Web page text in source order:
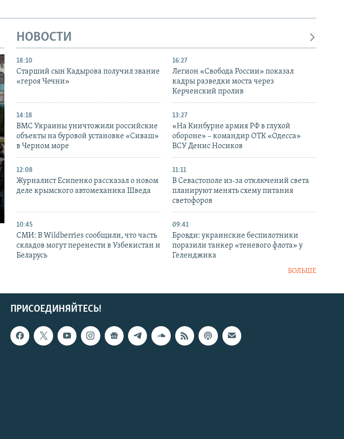
НОВОСТИ
18:10
Старший сын Кадырова получил звание
«героя Чечни»
16:27
Легион «Свобода России» показал
кадры разведки моста через
Керченский пролив
14:18
ВМС Украины уничтожили российские
объекты на буровой установке «Сиваш»
в Черном море
13:27
«На Кинбурне армия РФ в глухой
обороне» – командир ОТК «Одесса»
ВСУ Денис Носиков
12:08
Журналист Есипенко рассказал о новом
деле крымского автомеханика Шведа
11:11
В Севастополе из-за отключений света
планируют менять схему питания
светофоров
10:45
СМИ: В Wildberries сообщили, что часть
складов могут перенести в Узбекистан и
Беларусь
09:41
Бровди: украинские беспилотники
поразили танкер «теневого флота» у
Геленджика
БОЛЬШЕ
ПРИСОЕДИНЯЙТЕСЬ!